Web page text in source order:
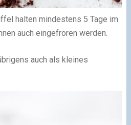
halten mindestens 5 Tage im
auch eingefroren werden.
auch als kleines